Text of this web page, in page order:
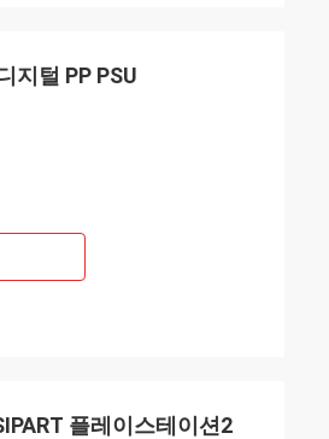
지털 PP PSU
플레이스테이션2